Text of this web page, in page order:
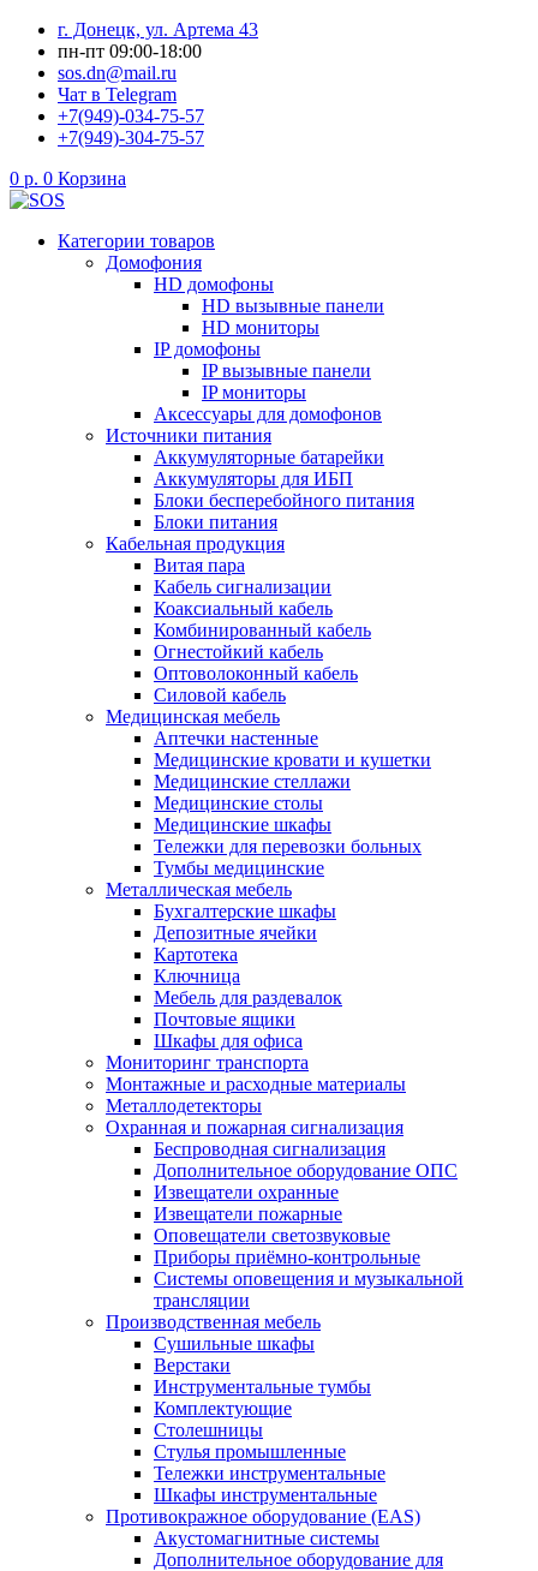
Перейти
содержимому
г. Донецк, ул. Артема 43
пн-пт 09:00-18:00
sos.dn@mail.ru
Чат в Telegram
+7(949)-034-75-57
+7(949)-304-75-57
0 р. 0 Корзина
Категории товаров
Домофония
HD домофоны
HD вызывные панели
HD мониторы
IP домофоны
IP вызывные панели
IP мониторы
Аксессуары для домофонов
Источники питания
Аккумуляторные батарейки
Аккумуляторы для ИБП
Блоки бесперебойного питания
Блоки питания
Кабельная продукция
Витая пара
Кабель сигнализации
Коаксиальный кабель
Комбинированный кабель
Огнестойкий кабель
Оптоволоконный кабель
Силовой кабель
Медицинская мебель
Аптечки настенные
Медицинские кровати и кушетки
Медицинские стеллажи
Медицинские столы
Медицинские шкафы
Тележки для перевозки больных
Тумбы медицинские
Металлическая мебель
Бухгалтерские шкафы
Депозитные ячейки
Картотека
Ключница
Мебель для раздевалок
Почтовые ящики
Шкафы для офиса
Мониторинг транспорта
Монтажные и расходные материалы
Металлодетекторы
Охранная и пожарная сигнализация
Беспроводная сигнализация
Дополнительное оборудование ОПС
Извещатели охранные
Извещатели пожарные
Оповещатели светозвуковые
Приборы приёмно-контрольные
Системы оповещения и музыкальной
трансляции
Производственная мебель
Cушильные шкафы
Верстаки
Инструментальные тумбы
Комплектующие
Столешницы
Стулья промышленные
Тележки инструментальные
Шкафы инструментальные
Противокражное оборудование (EAS)
Акустомагнитные системы
Дополнительное оборудование для